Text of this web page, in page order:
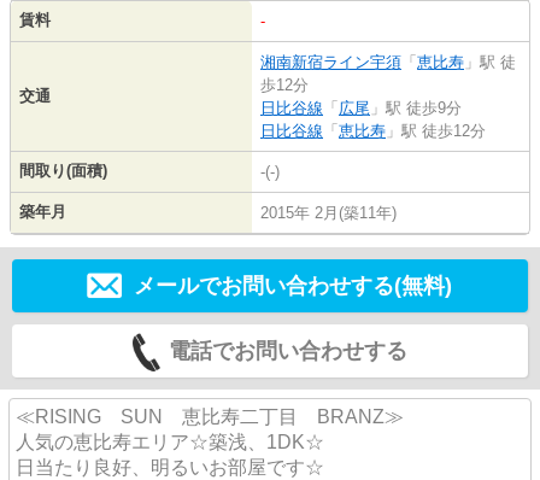
賃料 -
交通
湘南新宿ライン宇須 「 恵比寿 」駅 徒
歩12分
日比谷線 「 広尾 」駅 徒歩9分
日比谷線 「 恵比寿 」駅 徒歩12分
間取り(面積) -(-)
築年月 2015年 2月(築11年)
メールでお問い合わせする(無料)
電話でお問い合わせする
≪RISING SUN 恵比寿二丁目 BRANZ≫
人気の恵比寿エリア☆築浅、1DK☆
日当たり良好、明るいお部屋です☆